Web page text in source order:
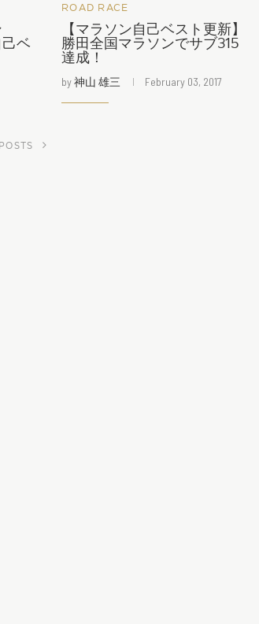
ベ
ROAD RACE
【マラソン自己ベスト更新】
勝田全国マラソンでサブ315
達成！
by神山 雄三 February 03, 2017